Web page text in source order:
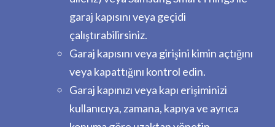
garaj kapısını veya geçidi
çalıştırabilirsiniz.
Garaj kapısını veya girişini kimin açtığını
veya kapattığını kontrol edin.
Garaj kapınızı veya kapı erişiminizi
kullanıcıya, zamana, kapıya ve ayrıca